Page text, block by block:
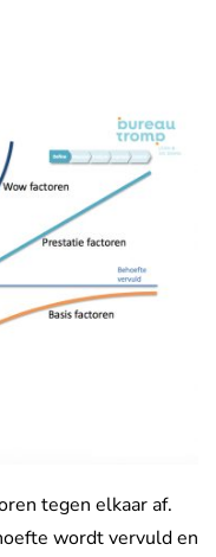
tegen elkaar af.
wordt vervuld en